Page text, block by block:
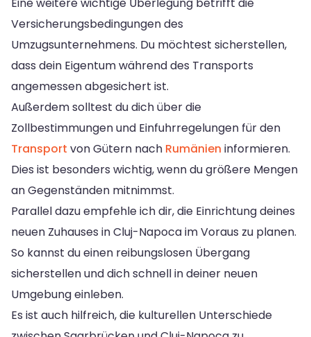
Versicherungsbedingungen des
Umzugsunternehmens. Du möchtest sicherstellen,
dass dein Eigentum während des Transports
angemessen abgesichert ist.
Außerdem solltest du dich über die
Zollbestimmungen und Einfuhrregelungen für den
Transport von Gütern nach Rumänien informieren.
Dies ist besonders wichtig, wenn du größere Mengen
an Gegenständen mitnimmst.
Parallel dazu empfehle ich dir, die Einrichtung deines
neuen Zuhauses in Cluj-Napoca im Voraus zu planen.
So kannst du einen reibungslosen Übergang
sicherstellen und dich schnell in deiner neuen
Umgebung einleben.
Es ist auch hilfreich, die kulturellen Unterschiede